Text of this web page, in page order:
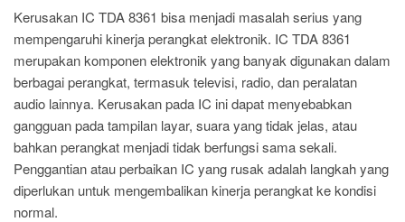
Kerusakan IC TDA 8361 bisa menjadi masalah serius yang
mempengaruhi kinerja perangkat elektronik. IC TDA 8361
merupakan komponen elektronik yang banyak digunakan dalam
berbagai perangkat, termasuk televisi, radio, dan peralatan
audio lainnya. Kerusakan pada IC ini dapat menyebabkan
gangguan pada tampilan layar, suara yang tidak jelas, atau
bahkan perangkat menjadi tidak berfungsi sama sekali.
Penggantian atau perbaikan IC yang rusak adalah langkah yang
diperlukan untuk mengembalikan kinerja perangkat ke kondisi
normal.